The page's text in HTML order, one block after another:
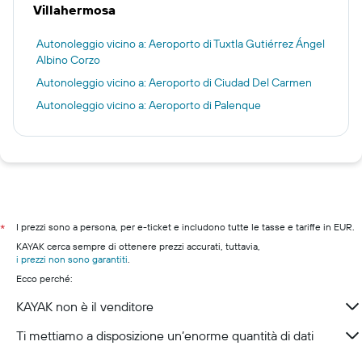
Villahermosa
Autonoleggio vicino a: Aeroporto di Tuxtla Gutiérrez Ángel
Albino Corzo
Autonoleggio vicino a: Aeroporto di Ciudad Del Carmen
Autonoleggio vicino a: Aeroporto di Palenque
*
I prezzi sono a persona, per e-ticket e includono tutte le tasse e tariffe in EUR.
KAYAK cerca sempre di ottenere prezzi accurati, tuttavia,
i prezzi non sono garantiti
Ecco perché:
KAYAK non è il venditore
Ti mettiamo a disposizione un’enorme quantità di dati